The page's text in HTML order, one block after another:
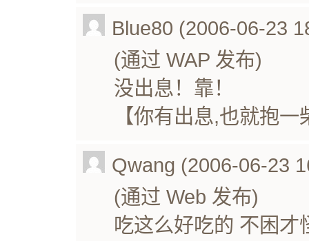
Blue80 (2006-06-23
(通过 WAP 发布)
没出息！靠！
【你有出息,也就抱
Qwang (2006-06-23
(通过 Web 发布)
吃这么好吃的 不困才